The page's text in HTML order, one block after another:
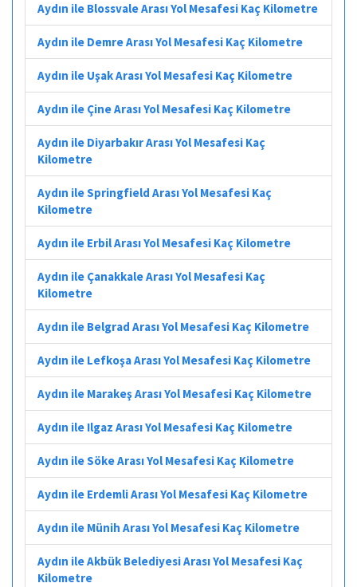
Aydın ile Blossvale Arası Yol Mesafesi Kaç Kilometre
Aydın ile Demre Arası Yol Mesafesi Kaç Kilometre
Aydın ile Uşak Arası Yol Mesafesi Kaç Kilometre
Aydın ile Çine Arası Yol Mesafesi Kaç Kilometre
Aydın ile Diyarbakır Arası Yol Mesafesi Kaç
Kilometre
Aydın ile Springfield Arası Yol Mesafesi Kaç
Kilometre
Aydın ile Erbil Arası Yol Mesafesi Kaç Kilometre
Aydın ile Çanakkale Arası Yol Mesafesi Kaç
Kilometre
Aydın ile Belgrad Arası Yol Mesafesi Kaç Kilometre
Aydın ile Lefkoşa Arası Yol Mesafesi Kaç Kilometre
Aydın ile Marakeş Arası Yol Mesafesi Kaç Kilometre
Aydın ile Ilgaz Arası Yol Mesafesi Kaç Kilometre
Aydın ile Söke Arası Yol Mesafesi Kaç Kilometre
Aydın ile Erdemli Arası Yol Mesafesi Kaç Kilometre
Aydın ile Münih Arası Yol Mesafesi Kaç Kilometre
Aydın ile Akbük Belediyesi Arası Yol Mesafesi Kaç
Kilometre